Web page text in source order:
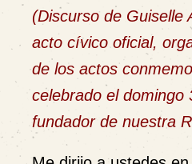
(Discurso de Guiselle
acto cívico oficial,
de los actos
celebrado el
fundador de nuestra